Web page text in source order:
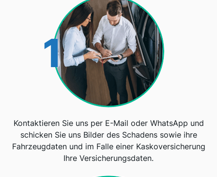
1
Kontaktieren Sie uns per E-Mail oder WhatsApp und
schicken Sie uns Bilder des Schadens sowie ihre
Fahrzeugdaten und im Falle einer Kaskoversicherung
Ihre Versicherungsdaten.